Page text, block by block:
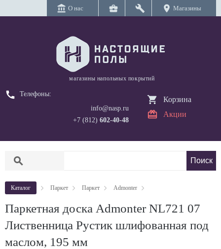
account_balance О нас business_center build location_on Магазины
магазины напольных покрытий
call
Телефоны:
info@nasp.ru
+7 (812) 602-40-48
Корзина
Акции
search
Каталог Паркет Паркет Admonter
Паркетная доска Admonter NL721 07
Лиственница Рустик шлифованная под
маслом, 195 мм